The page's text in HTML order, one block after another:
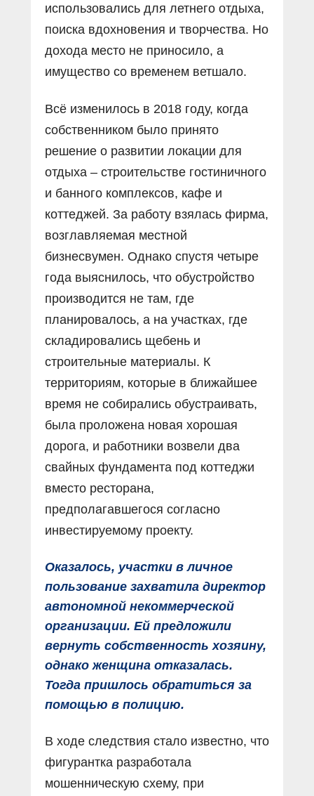
использовались для летнего отдыха,
поиска вдохновения и творчества. Но
дохода место не приносило, а
имущество со временем ветшало.
Всё изменилось в 2018 году, когда
собственником было принято
решение о развитии локации для
отдыха – строительстве гостиничного
и банного комплексов, кафе и
коттеджей. За работу взялась фирма,
возглавляемая местной
бизнесвумен. Однако спустя четыре
года выяснилось, что обустройство
производится не там, где
планировалось, а на участках, где
складировались щебень и
строительные материалы. К
территориям, которые в ближайшее
время не собирались обустраивать,
была проложена новая хорошая
дорога, и работники возвели два
свайных фундамента под коттеджи
вместо ресторана,
предполагавшегося согласно
инвестируемому проекту.
Оказалось, участки в личное
пользование захватила директор
автономной некоммерческой
организации. Ей предложили
вернуть собственность хозяину,
однако женщина отказалась.
Тогда пришлось обратиться за
помощью в полицию.
В ходе следствия стало известно, что
фигурантка разработала
мошенническую схему, при